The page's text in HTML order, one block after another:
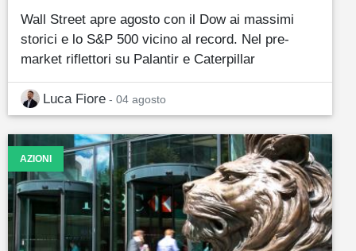
Wall Street apre agosto con il Dow ai massimi
storici e lo S&P 500 vicino al record. Nel pre-
market riflettori su Palantir e Caterpillar
Luca Fiore - 04 agosto
AZIONI